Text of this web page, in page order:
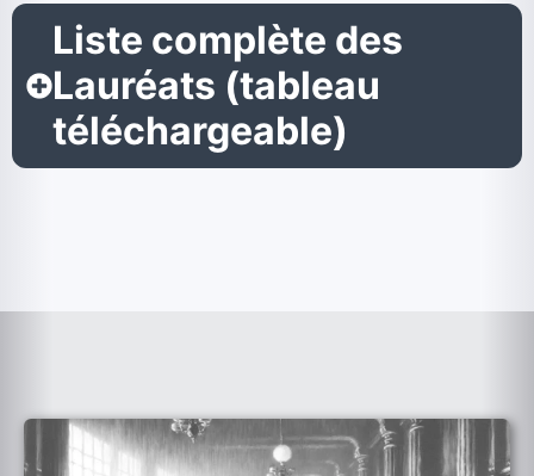
Liste complète des
Lauréats (tableau
téléchargeable)